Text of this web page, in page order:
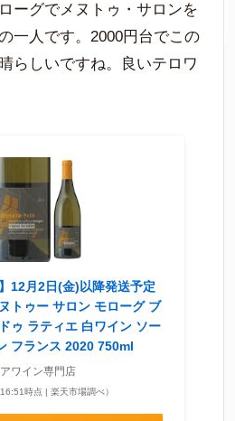
ーグでメヌトゥ・サロンを
一人です。2000円台でこの
らしいですね。良いテロワ
12月2日(金)以降発送予定
トゥー サロン モローグ ブ
ゥ ラティエ 白ワイン ソー
フランス 2020 750ml
ワイン専門店
時点 | 楽天市場調べ）